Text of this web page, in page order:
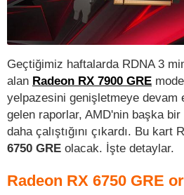
Geçtiğimiz haftalarda RDNA 3
alan Radeon RX 7900 GRE
yelpazesini genişletmeye devam
gelen raporlar, AMD'nin başka
daha çalıştığını çıkardı. Bu kart
6750 GRE olacak. İşte detaylar.
Radeon RX 6750 GRE